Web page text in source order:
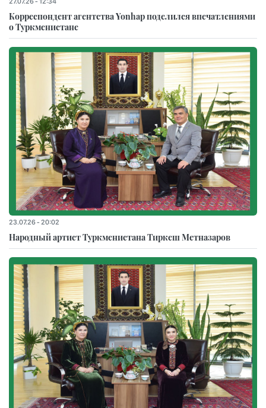
Корреспондент агентства Yonhap поделился впечатлениями
о Туркменистане
23.07.26 - 20:02
Народный артист Туркменистана Тиркеш Мeтназаров